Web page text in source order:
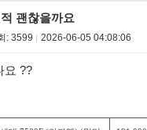
괜찮을까요
: 3599 2026-06-05 04:08:06
요 ??